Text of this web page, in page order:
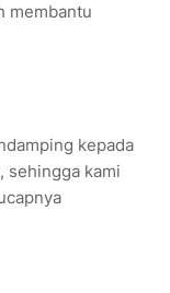
membantu
kepada
sehingga kami